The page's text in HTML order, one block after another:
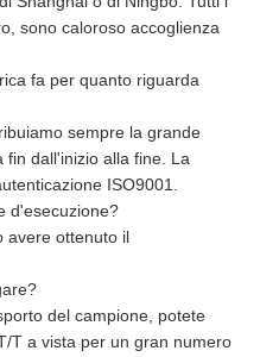
sono caloroso accoglienza
fa per quanto riguarda
sempre la grande
fin dall'inizio alla fine. La
ISO9001.
d'esecuzione?
avere ottenuto il
del campione, potete
T a vista per un gran numero